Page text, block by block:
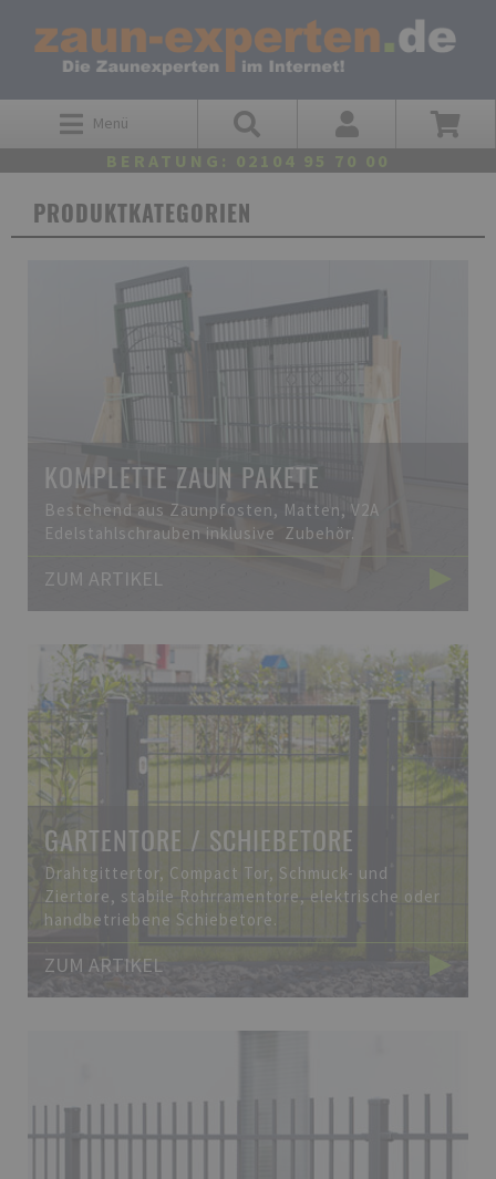
Menü
BERATUNG: 02104 95 70 00
PRODUKTKATEGORIEN
KOMPLETTE ZAUN PAKETE
Bestehend aus Zaunpfosten, Matten, V2A
Edelstahlschrauben inklusive Zubehör.
ZUM ARTIKEL
GARTENTORE / SCHIEBETORE
Drahtgittertor, Compact Tor, Schmuck- und
Ziertore, stabile Rohrramentore, elektrische oder
handbetriebene Schiebetore.
ZUM ARTIKEL